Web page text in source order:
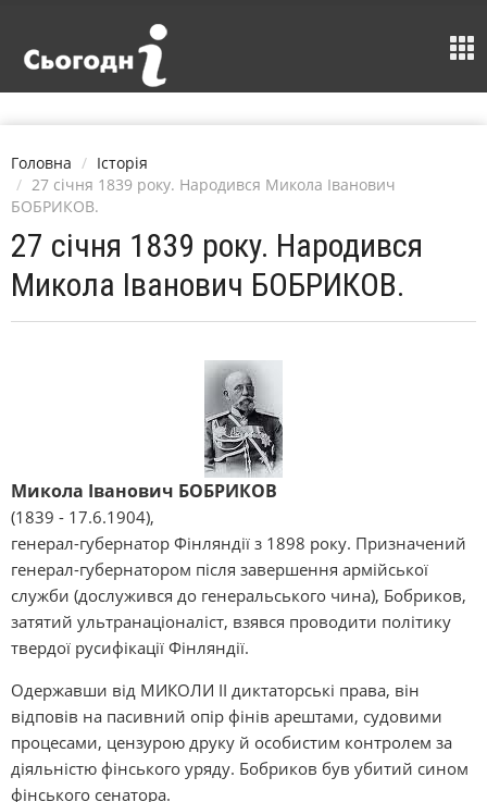
Головна
Історія
27 січня 1839 року. Народився Микола Іванович
БОБРИКОВ.
27 січня 1839 року. Народився
Микола Іванович БОБРИКОВ.
Микола Іванович БОБРИКОВ
(1839 - 17.6.1904),
генерал-губернатор Фінляндії з 1898 року. Призначений
генерал-губернатором після завершення армійської
служби (дослужився до генеральського чина), Бобриков,
затятий ультранаціоналіст, взявся проводити політику
твердої русифікації Фінляндії.
Одержавши від МИКОЛИ II диктаторські права, він
відповів на пасивний опір фінів арештами, судовими
процесами, цензурою друку й особистим контролем за
діяльністю фінського уряду. Бобриков був убитий сином
фінського сенатора.